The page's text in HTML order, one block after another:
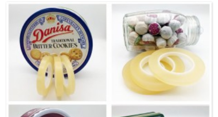
e confortável para controle ideal durante truques, grinds e
slides.Pode reduzir o atrito para evitar que o dedo
escorregue e melhorar sua habilidade para controlar o
braço